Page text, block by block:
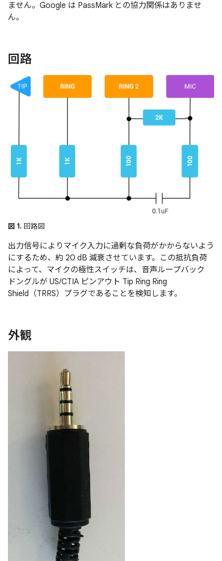
ません。Google は PassMark との協力関係はありませ
ん。
回路
図 1. 回路図
出力信号によりマイク入力に過剰な負荷がかからないよう
にするため、約 20 dB 減衰させています。この抵抗負荷
によって、マイクの極性スイッチは、音声ループバック
ドングルが US/CTIA ピンアウト Tip Ring Ring
Shield（TRRS）プラグであることを検知します。
外観